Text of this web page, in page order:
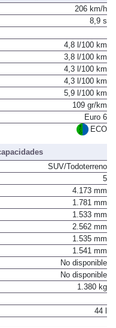
206 km/h
8,9 s
4,8 l/100 km
3,8 l/100 km
4,3 l/100 km
4,3 l/100 km
5,9 l/100 km
109 gr/km
Euro 6
ECO
SUV/Todoterreno
5
4.173 mm
1.781 mm
1.533 mm
2.562 mm
1.535 mm
1.541 mm
No disponible
No disponible
1.380 kg
44 l